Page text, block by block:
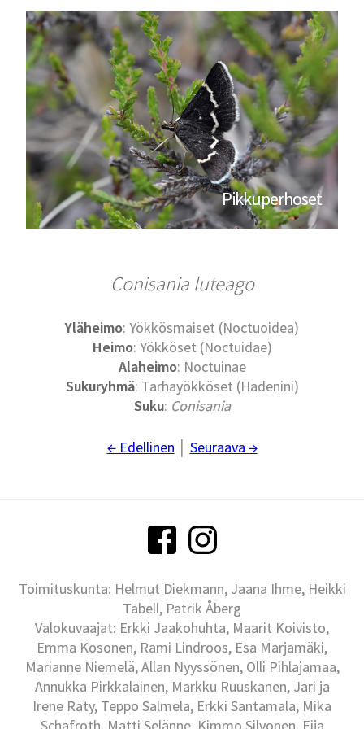
Pikkuperhoset
Conisania luteago
Yläheimo: Yökkösmaiset (Noctuoidea)
Heimo: Yökköset (Noctuidae)
Alaheimo: Noctuinae
Sukuryhmä: Tarhayökköset (Hadenini)
Suku: Conisania
← Edellinen Seuraava →
Toimituskunta: Helmut Diekmann, Jaana Ihme, Heikki
Tabell, Patrik Åberg
Valokuvaajat: Erkki Jaakohuhta, Maarit Koivisto,
Emma Kosonen, Rami Lindroos, Esa Marjamäki,
Marianne Niemelä, Allan Nyyssönen, Olli Pihlajamaa,
Annukka Pirkkalainen, Markku Ruuskanen, Jari ja
Irene Räty, Teppo Salmela, Erkki Santamala, Mika